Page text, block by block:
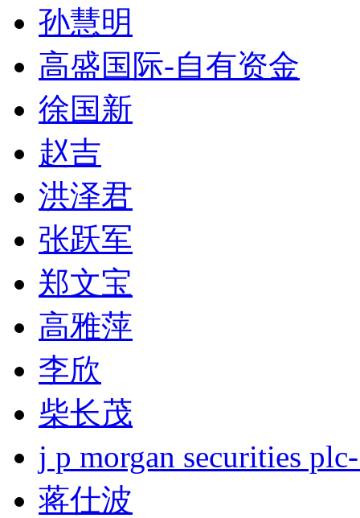
孙慧明
高盛国际-自有资金
徐国新
赵吉
洪泽君
张跃军
郑文宝
高雅萍
李欣
柴长茂
j p morgan securities
蒋仕波